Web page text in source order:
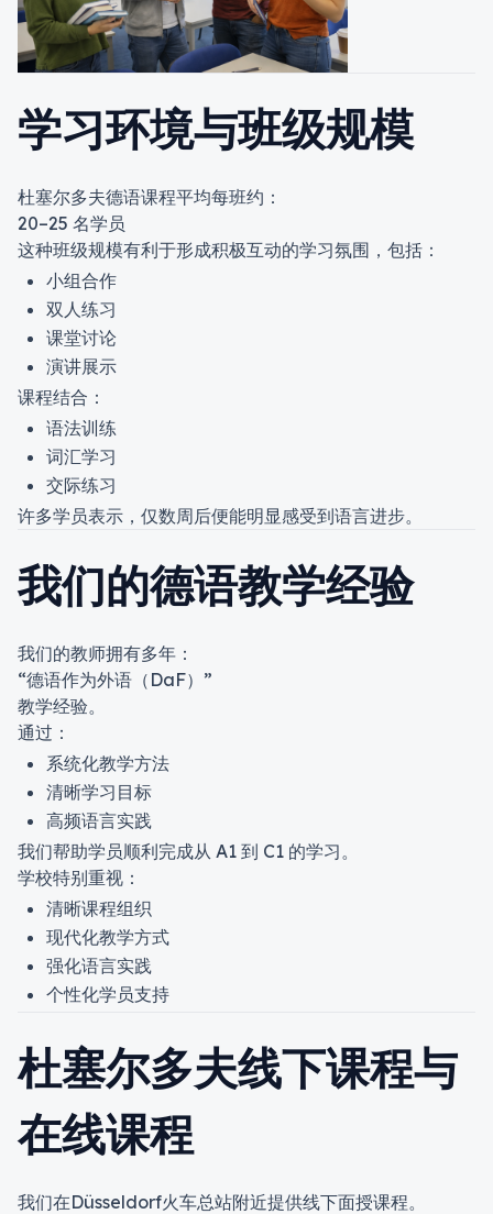
学习环境与班级规模
杜塞尔多夫德语课程平均每班约：
20–25 名学员
这种班级规模有利于形成积极互动的学习氛围，包括：
小组合作
双人练习
课堂讨论
演讲展示
课程结合：
语法训练
词汇学习
交际练习
许多学员表示，仅数周后便能明显感受到语言进步。
我们的德语教学经验
我们的教师拥有多年：
“德语作为外语（DaF）”
教学经验。
通过：
系统化教学方法
清晰学习目标
高频语言实践
我们帮助学员顺利完成从 A1 到 C1 的学习。
学校特别重视：
清晰课程组织
现代化教学方式
强化语言实践
个性化学员支持
杜塞尔多夫线下课程与
在线课程
我们在Düsseldorf火车总站附近提供线下面授课程。